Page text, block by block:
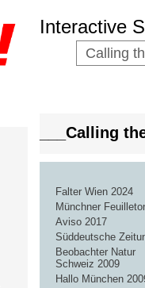
Interactive
Calling
___Calling
Falter Wien 2024
Münchner
Aviso 2017
Süddeutsche
Beobachter Natur
Schweiz 2009
Hallo München